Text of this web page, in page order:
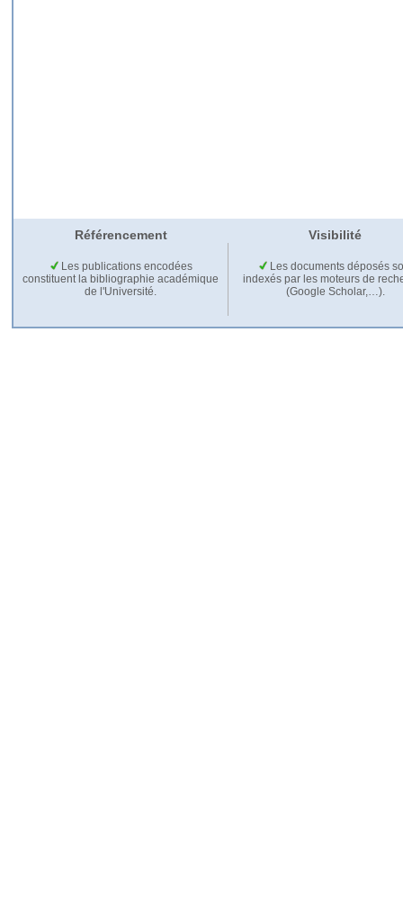
Référencement Visibilité
Les publications encodées
constituent la bibliographie académique
de l'Université.
Les documents déposés
indexés par les moteurs de
(Google Scholar,…).